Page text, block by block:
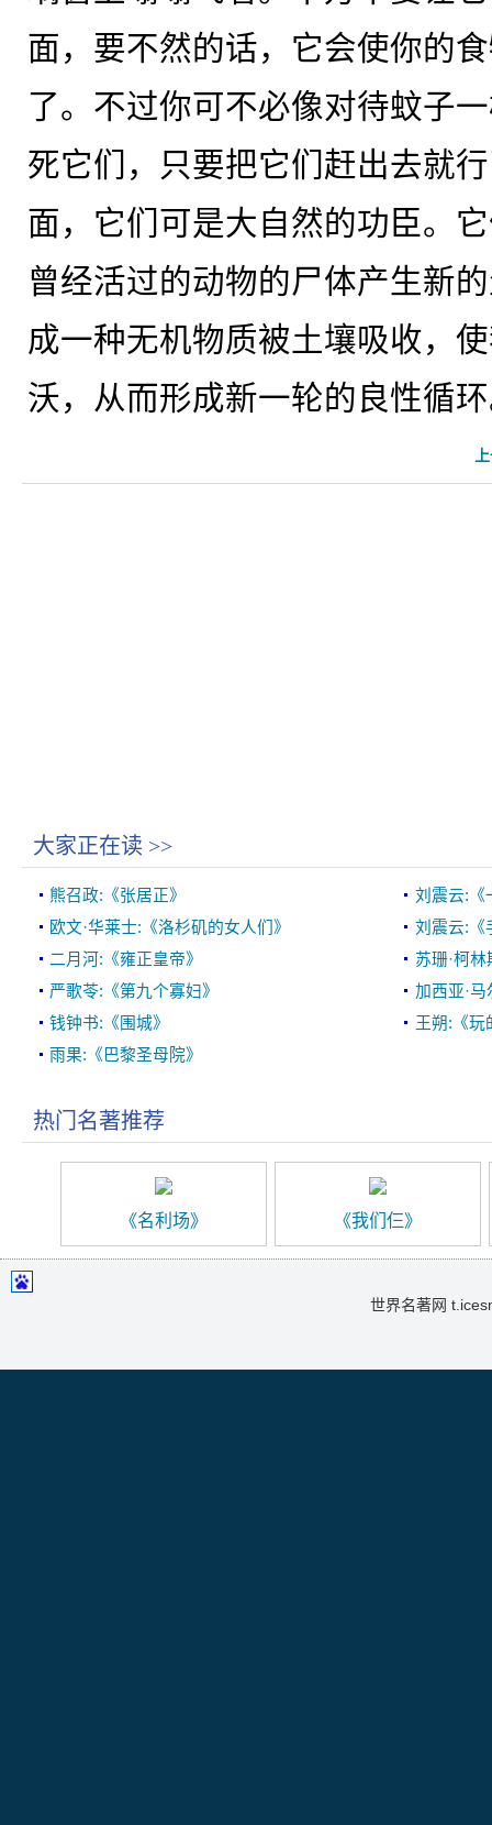
面，要不然的话，它会使你的
了。不过你可不必像对待蚊子
死它们，只要把它们赶出去就
面，它们可是大自然的功臣。
曾经活过的动物的尸体产生新
成一种无机物质被土壤吸收，
沃，从而形成新一轮的良性循
大家正在读 >>
熊召政:《张居正》
刘震云:《
欧文·华莱士:《洛杉矶的女人们》
刘震云:《
二月河:《雍正皇帝》
苏珊·柯
严歌苓:《第九个寡妇》
加西亚·
钱钟书:《围城》
王朔:《玩
雨果:《巴黎圣母院》
热门名著推荐
《名利场》 《我们仨》
世界名著网